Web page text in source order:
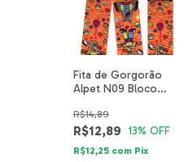
Fita de Gorgorão
Alpet N09 Bloco
R$12,89
R$14,89
13% OFF
R$12,25 com Pix